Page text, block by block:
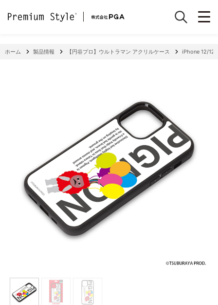
ホーム 製品情報 【円谷プロ】ウルトラマン アクリルケース iPhone 12/12